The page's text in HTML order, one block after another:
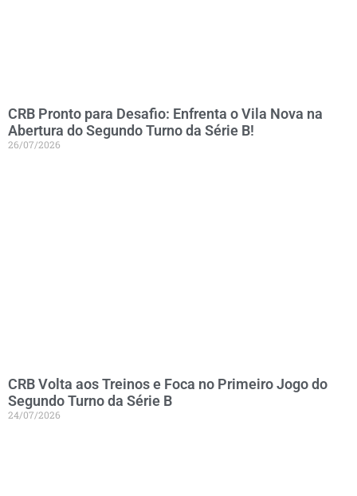
CRB Pronto para Desafio: Enfrenta o Vila Nova na
Abertura do Segundo Turno da Série B!
26/07/2026
CRB Volta aos Treinos e Foca no Primeiro Jogo do
Segundo Turno da Série B
24/07/2026